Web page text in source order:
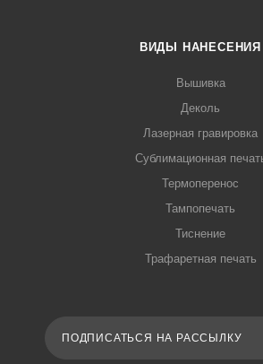
ВИДЫ НАНЕСЕНИЯ
Вышивка
Деколь
Лазерная гравировка
Сублимационная
Термоперенос
Тампопечать
Тиснение
Трафаретная печать
ПОДПИСАТЬСЯ НА РАССЫЛКУ